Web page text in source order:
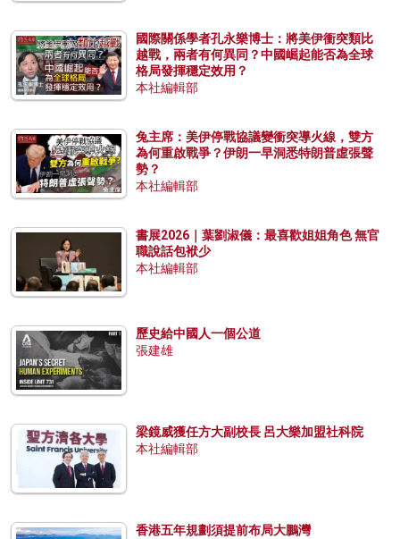
國際關係學者孔永樂博士：將美伊衝突類比
越戰，兩者有何異同？中國崛起能否為全球
格局發揮穩定效用？
本社編輯部
兔主席：美伊停戰協議變衝突導火線，雙方
為何重啟戰爭？伊朗一早洞悉特朗普虛張聲
勢？
本社編輯部
書展2026｜葉劉淑儀：最喜歡姐姐角色 無官
職說話包袱少
本社編輯部
歷史給中國人一個公道
張建雄
梁鏡威獲任方大副校長 呂大樂加盟社科院
本社編輯部
香港五年規劃須提前布局大鵬灣